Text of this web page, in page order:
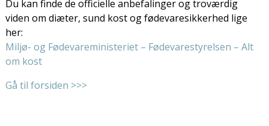
Du kan finde de officielle anbefalinger og troværdig
viden om diæter, sund kost og fødevaresikkerhed lige
her:
Miljø- og Fødevareministeriet – Fødevarestyrelsen – Alt
om kost
Gå til forsiden >>>